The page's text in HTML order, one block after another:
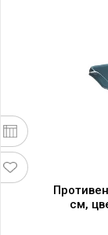
см,